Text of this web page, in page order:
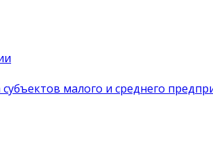
малого и среднего